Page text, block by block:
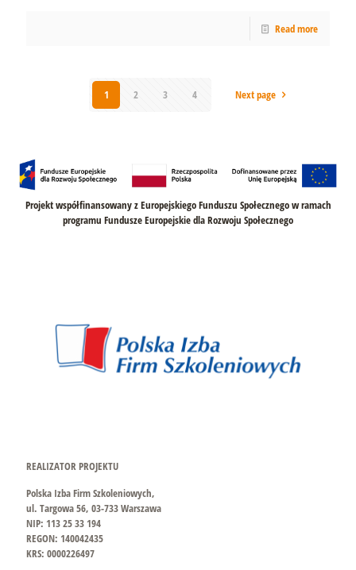
Read more
1 2 3 4 Next page
Projekt współfinansowany z Europejskiego Funduszu Społecznego w ramach
programu Fundusze Europejskie dla Rozwoju Społecznego
REALIZATOR PROJEKTU
Polska Izba Firm Szkoleniowych,
ul. Targowa 56, 03-733 Warszawa
NIP: 113 25 33 194
REGON: 140042435
KRS: 0000226497